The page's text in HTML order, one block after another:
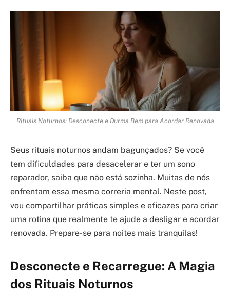
Rituais Noturnos: Desconecte e Durma Bem para Acordar Renovada
Seus rituais noturnos andam bagunçados? Se você
tem dificuldades para desacelerar e ter um sono
reparador, saiba que não está sozinha. Muitas de nós
enfrentam essa mesma correria mental. Neste post,
vou compartilhar práticas simples e eficazes para criar
uma rotina que realmente te ajude a desligar e acordar
renovada. Prepare-se para noites mais tranquilas!
Desconecte e Recarregue: A Magia
dos Rituais Noturnos